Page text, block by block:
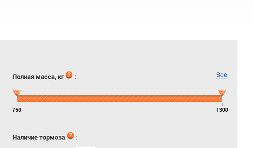
Полная масса, кг : Все
750 1300
Наличие тормоза
: